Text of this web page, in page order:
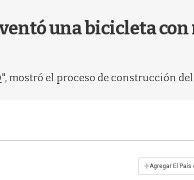
una bicicleta con
mostró el proceso de construcción
+Agregar El País